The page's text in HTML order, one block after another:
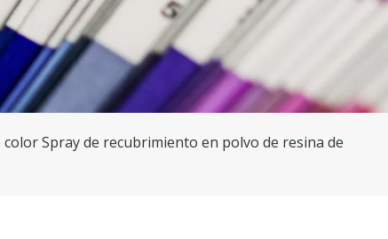
Spray de recubrimiento en polvo de resina de